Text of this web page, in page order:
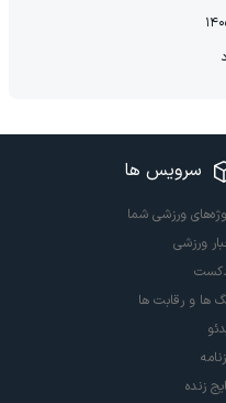
سرویس ها
ورزشی شما
ورزشی
ها و رقابت ها
زنده